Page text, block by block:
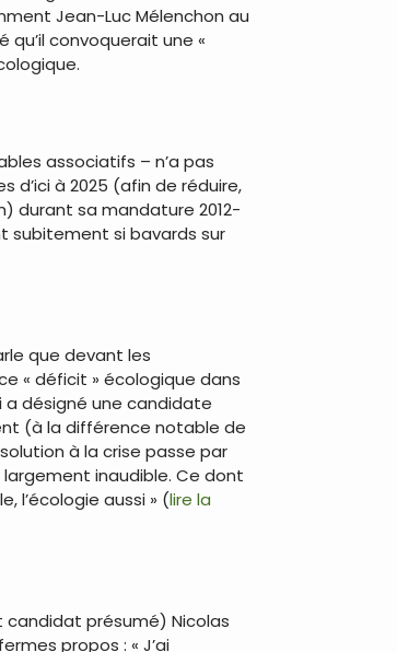
Jean-Luc Mélenchon au
qu’il convoquerait une «
associatifs – n’a pas
d’ici à 2025 (afin de réduire,
durant sa mandature 2012-
subitement si bavards sur
que devant les
« déficit » écologique dans
a désigné une candidate
(à la différence notable de
à la crise passe par
largement inaudible. Ce dont
l’écologie aussi » (lire la
présumé) Nicolas
propos : « J’ai